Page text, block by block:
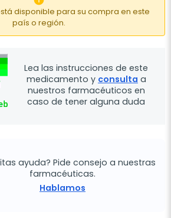
disponible para su compra en este
país o región.
Lea las instrucciones de este
medicamento y consulta a
nuestros farmacéuticos en
caso de tener alguna duda
ayuda? Pide consejo a nuestras
farmacéuticas.
Hablamos